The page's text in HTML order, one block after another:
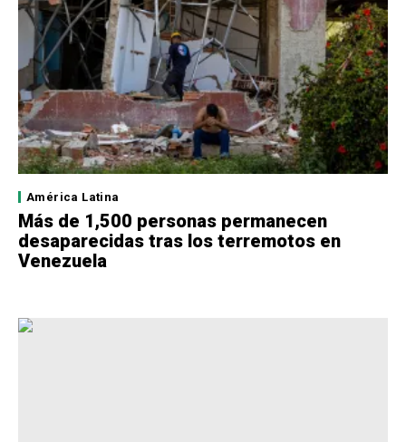
América Latina
Más de 1,500 personas permanecen
desaparecidas tras los terremotos en
Venezuela